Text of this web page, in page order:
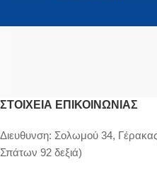
ΣΤΟΙΧΕΊΑ ΕΠΙΚΟΙΝΩΝΊΑΣ
Διευθυνση: Σολωμού 34,
Σπάτων 92 δεξιά)